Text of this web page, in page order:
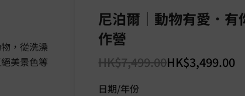
，從洗澡
美景色等
尼泊爾｜動物有愛．有
作營
HK$7,499.00HK$3,499.00
日期/年份